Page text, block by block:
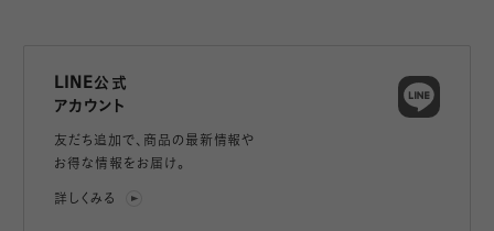
LINE公式
アカウント
友だち追加で、 商品の最新情報や
お得な情報をお届け。
詳しくみる